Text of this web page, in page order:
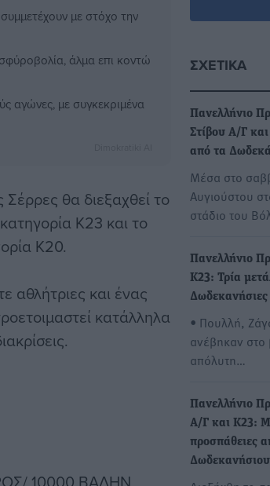
με στόχο την
άλμα επι κοντώ
αγώνες, με συγκεκριμένα
Σέρρες θα διεξαχθεί το
Κ23 και το
Κ20.
αθλήτριες και ένας
κατάλληλα
ΣΧΕΤΙΚΆ
Πανελλήνιο
Στίβου Α/Γ
από τα
Μέσα στο
Αυγιούστου
στάδιο του
Πανελλήνιο
Κ23: Τρία
Δωδεκανήσιες
• Πουλλή,
ανέβηκαν
απόλυτη…
Πανελλήνιο
Α/Γ και Κ23:
προσπάθειες